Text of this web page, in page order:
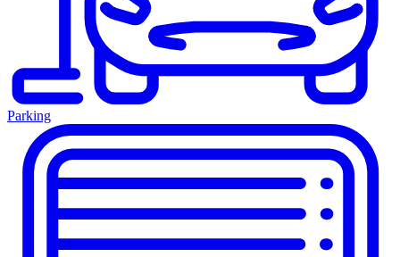
Parking